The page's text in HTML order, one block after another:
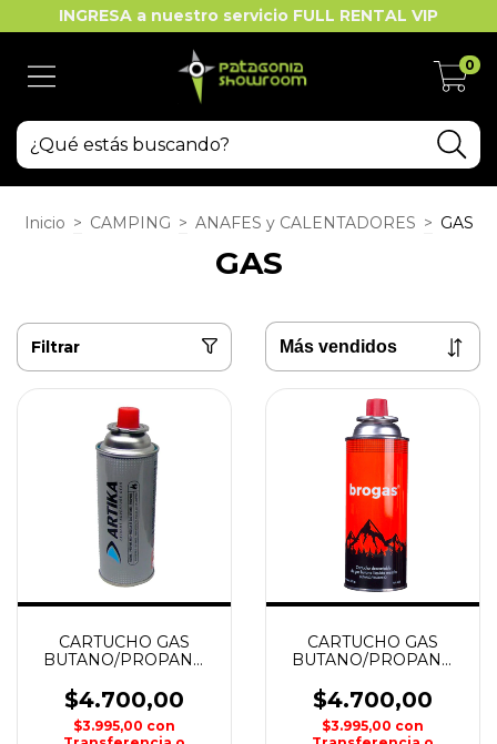
INGRESA a nuestro servicio FULL RENTAL VIP
0
Inicio > CAMPING > ANAFES y CALENTADORES > GAS
GAS
Filtrar
CARTUCHO GAS
BUTANO/PROPANO
$4.700,00
$3.995,00 con
CARTUCHO GAS
BUTANO/PROPANO
$4.700,00
$3.995,00 con